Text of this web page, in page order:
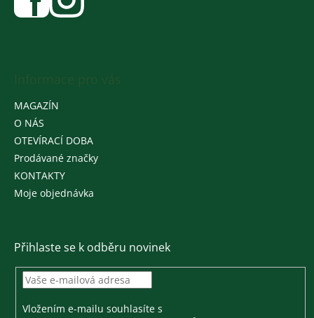
MAGAZÍN
O NÁS
OTEVÍRACÍ DOBA
Prodávané značky
KONTAKTY
Moje objednávka
Přihlaste se k odběru novinek
Vložením e-mailu souhlasíte s